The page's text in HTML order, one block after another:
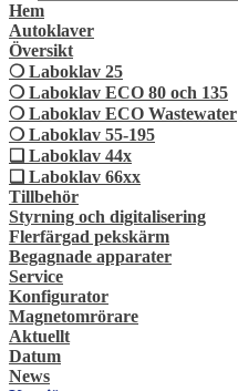
Hem
Autoklaver
Översikt
❍ Laboklav 25
❍ Laboklav ECO 80 och 135
❍ Laboklav ECO Wastewater
❍ Laboklav 55-195
❏ Laboklav 44x
❏ Laboklav 66xx
Tillbehör
Styrning och digitalisering
Flerfärgad pekskärm
Begagnade apparater
Service
Konfigurator
Magnetomrörare
Aktuellt
Datum
News